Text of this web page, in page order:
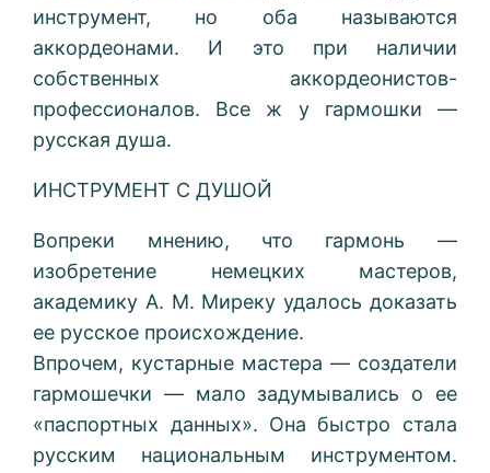
инструмент, но оба называются
аккордеонами. И это при наличии
собственных аккордеонистов-
профессионалов. Все ж у гармошки —
русская душа.
ИНСТРУМЕНТ С ДУШОЙ
Вопреки мнению, что гармонь —
изобретение немецких мастеров,
академику А. М. Миреку удалось доказать
ее русское происхождение.
Впрочем, кустарные мастера — создатели
гармошечки — мало задумывались о ее
«паспортных данных». Она быстро стала
русским национальным инструментом.